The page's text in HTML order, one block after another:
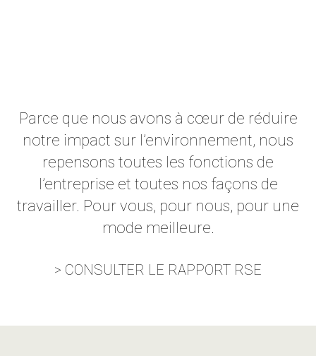
Parce que nous avons à cœur de réduire
notre impact sur l’environnement, nous
repensons toutes les fonctions de
l’entreprise et toutes nos façons de
travailler. Pour vous, pour nous, pour une
mode meilleure.
> CONSULTER LE RAPPORT RSE